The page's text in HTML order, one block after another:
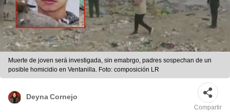
Muerte de joven será investigada, sin emabrgo, padres sospechan de un
posible homicidio en Ventanilla. Foto: composición LR
Deyna Cornejo
Compartir